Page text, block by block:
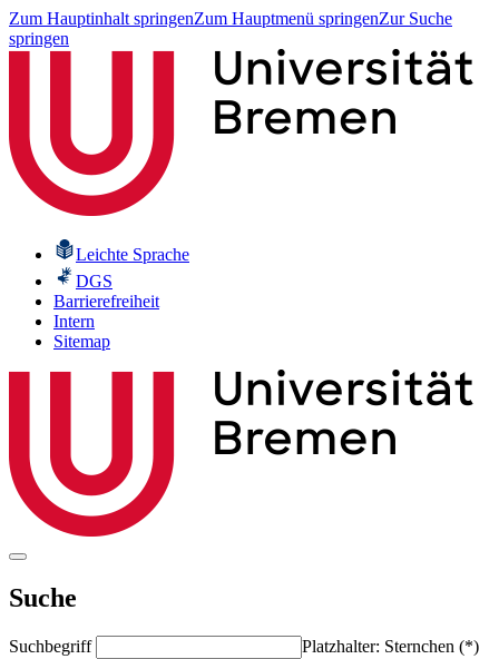
Zum Hauptinhalt springenZum Hauptmenü springenZur Suche
springen
Leichte Sprache
DGS
Barrierefreiheit
Intern
Sitemap
Suche
Suchbegriff
Platzhalter: Sternchen (*)